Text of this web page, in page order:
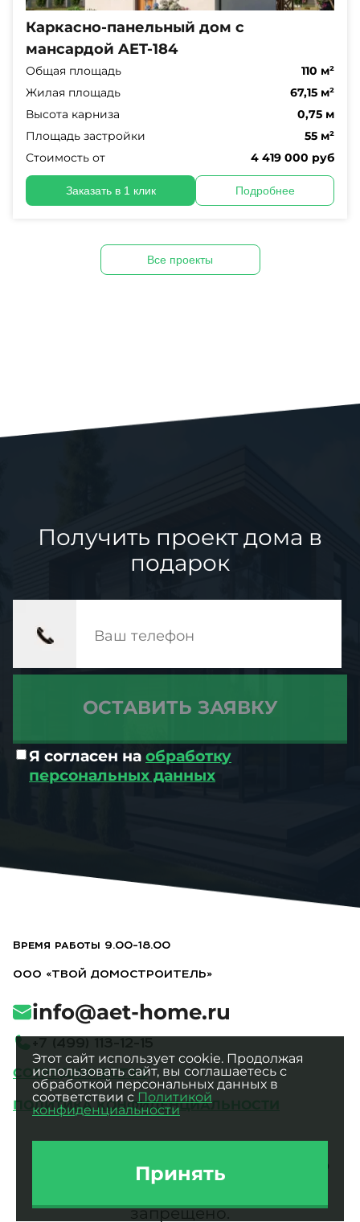
Каркасно-панельный дом с
мансардой AET-184
Общая площадь
110 м²
Жилая площадь
67,15 м²
Высота карниза
0,75 м
Площадь застройки
55 м²
Стоимость от
4 419 000 руб
Заказать в 1 клик Подробнее
Все проекты
Получить проект дома в
подарок
Я согласен на обработку
персональных данных
Время работы 9.00-18.00
ООО «ТВОЙ ДОМОСТРОИТЕЛЬ»
СОТРУДНИЧЕСТВО
ПОЛИТИКА КОНФИДЕНЦИАЛЬНОСТИ
info@aet-home.ru
интеллектуальной собственностью
ООО «ТВОЙ ДОМОСТРОИТЕЛЬ».
запрещено.
Этот сайт использует cookie. Продолжая
использовать сайт, вы соглашаетесь с
обработкой персональных данных в
соответствии с Политикой
конфиденциальности
Принять